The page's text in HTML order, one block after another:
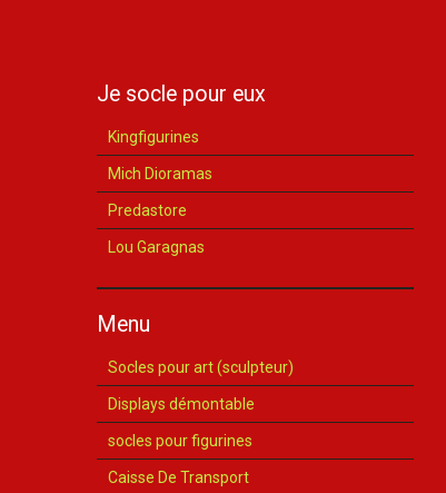
Je socle pour eux
Kingfigurines
Mich Dioramas
Predastore
Lou Garagnas
Menu
Socles pour art (sculpteur)
Displays démontable
socles pour figurines
Caisse De Transport